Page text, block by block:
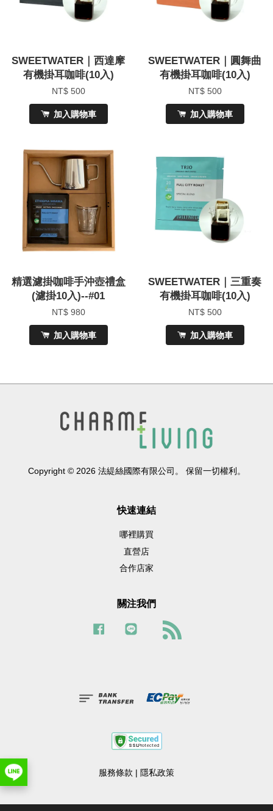
SWEETWATER｜西達摩
有機掛耳咖啡(10入)
NT$ 500
加入購物車
SWEETWATER｜圓舞曲
有機掛耳咖啡(10入)
NT$ 500
加入購物車
精選濾掛咖啡手沖壺禮盒
(濾掛10入)--#01
NT$ 980
加入購物車
SWEETWATER｜三重奏
有機掛耳咖啡(10入)
NT$ 500
加入購物車
Copyright © 2026 法緹絲國際有限公司。 保留一切權利。
快速連結
哪裡購買
直營店
合作店家
關注我們
Facebook
服務條款 | 隱私政策